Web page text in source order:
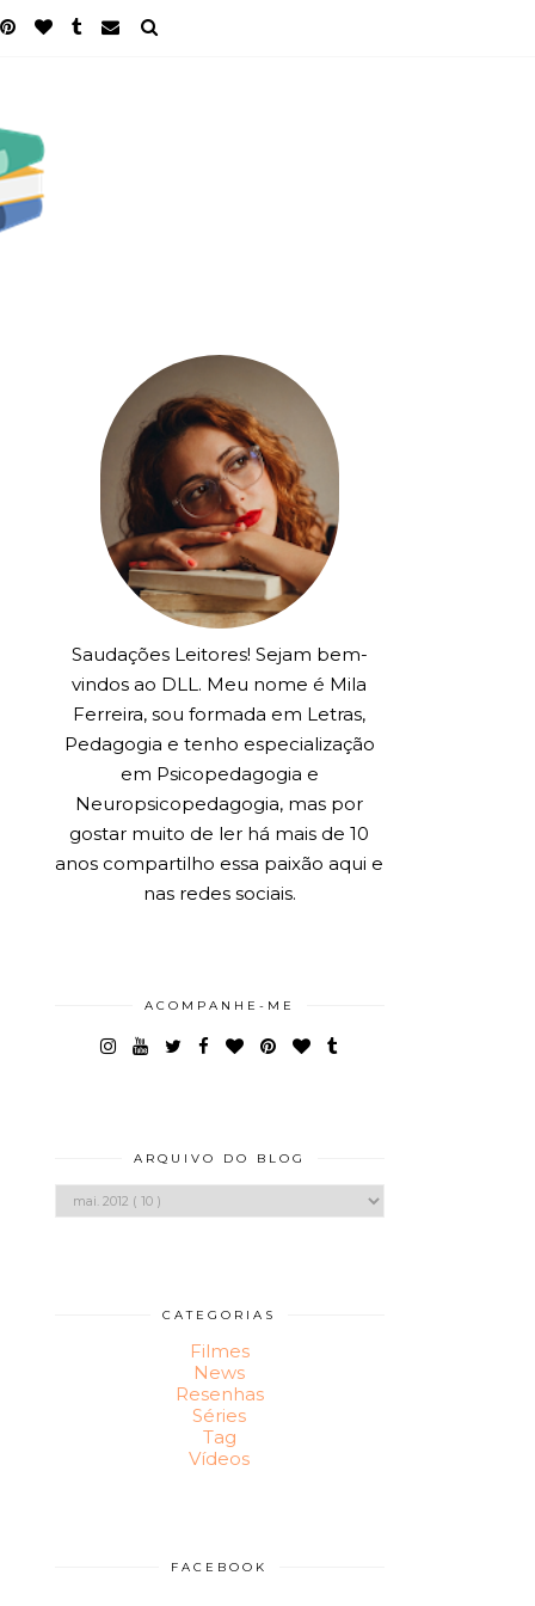
Saudações Leitores! Sejam bem-
vindos ao DLL. Meu nome é Mila
Ferreira, sou formada em Letras,
Pedagogia e tenho especialização
em Psicopedagogia e
Neuropsicopedagogia, mas por
gostar muito de ler há mais de 10
anos compartilho essa paixão aqui e
nas redes sociais.
ACOMPANHE-ME
ARQUIVO DO BLOG
CATEGORIAS
Filmes
News
Resenhas
Séries
Tag
Vídeos
FACEBOOK